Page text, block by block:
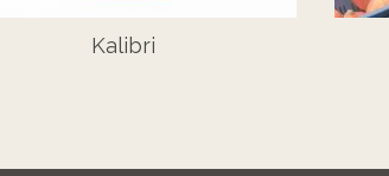
Kalibri